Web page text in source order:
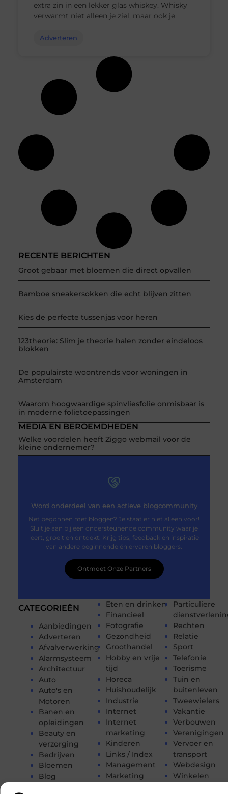
RECENTE BERICHTEN
Groot gebaar met bloemen die direct opvallen
Bamboe sneakersokken die echt blijven zitten
Kies de perfecte tussenjas voor heren
123theorie: Slim je theorie halen zonder eindeloos
blokken
De populairste woontrends voor woningen in
Amsterdam
Waarom hoogwaardige spinvliesfolie onmisbaar is
in moderne folietoepassingen
CATEGORIEËN
Aanbiedingen
Adverteren
Afvalverwerking
Alarmsysteem
Architectuur
Auto
Auto's en
Motoren
Banen en
opleidingen
Beauty en
verzorging
Bedrijven
Bloemen
Blog
Eten en drinken
Financieel
Fotografie
Gezondheid
Groothandel
Hobby en vrije
tijd
Horeca
Huishoudelijk
Industrie
Internet
Internet
marketing
Kinderen
Links / Index
Management
Marketing
Particuliere
Rechten
Relatie
Sport
Telefonie
Toerisme
Tuin en
buitenleven
Tweewielers
Vakantie
Verbouwen
Verenigingen
Vervoer en
transport
Webdesign
Winkelen
MEDIA EN BEROEMDHEDEN
Welke voordelen heeft Ziggo webmail voor de
kleine ondernemer?
Word onderdeel van een actieve blogcommunity
Net begonnen met bloggen? Je staat er niet alleen voor!
Sluit je aan bij een ondersteunende community waar je
leert, groeit en ontdekt. Krijg tips, feedback en inspiratie
van andere beginnende én ervaren bloggers.
Ontmoet Onze Partners
extra zin in een lekker glas whiskey. Whisky
verwarmt niet alleen je ziel, maar ook je
Adverteren